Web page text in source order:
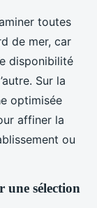
toutes
de mer, car
disponibilité
Sur la
optimisée
affiner la
ou
une sélection